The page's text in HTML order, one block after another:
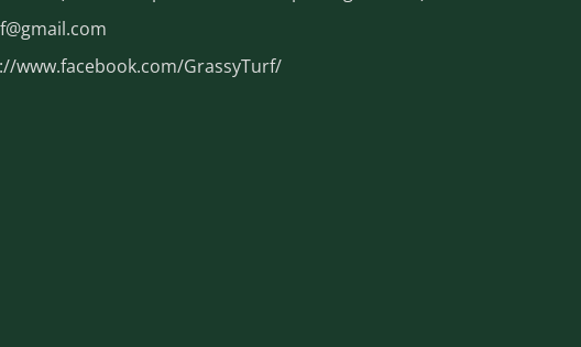
www.facebook.com/GrassyTurf/